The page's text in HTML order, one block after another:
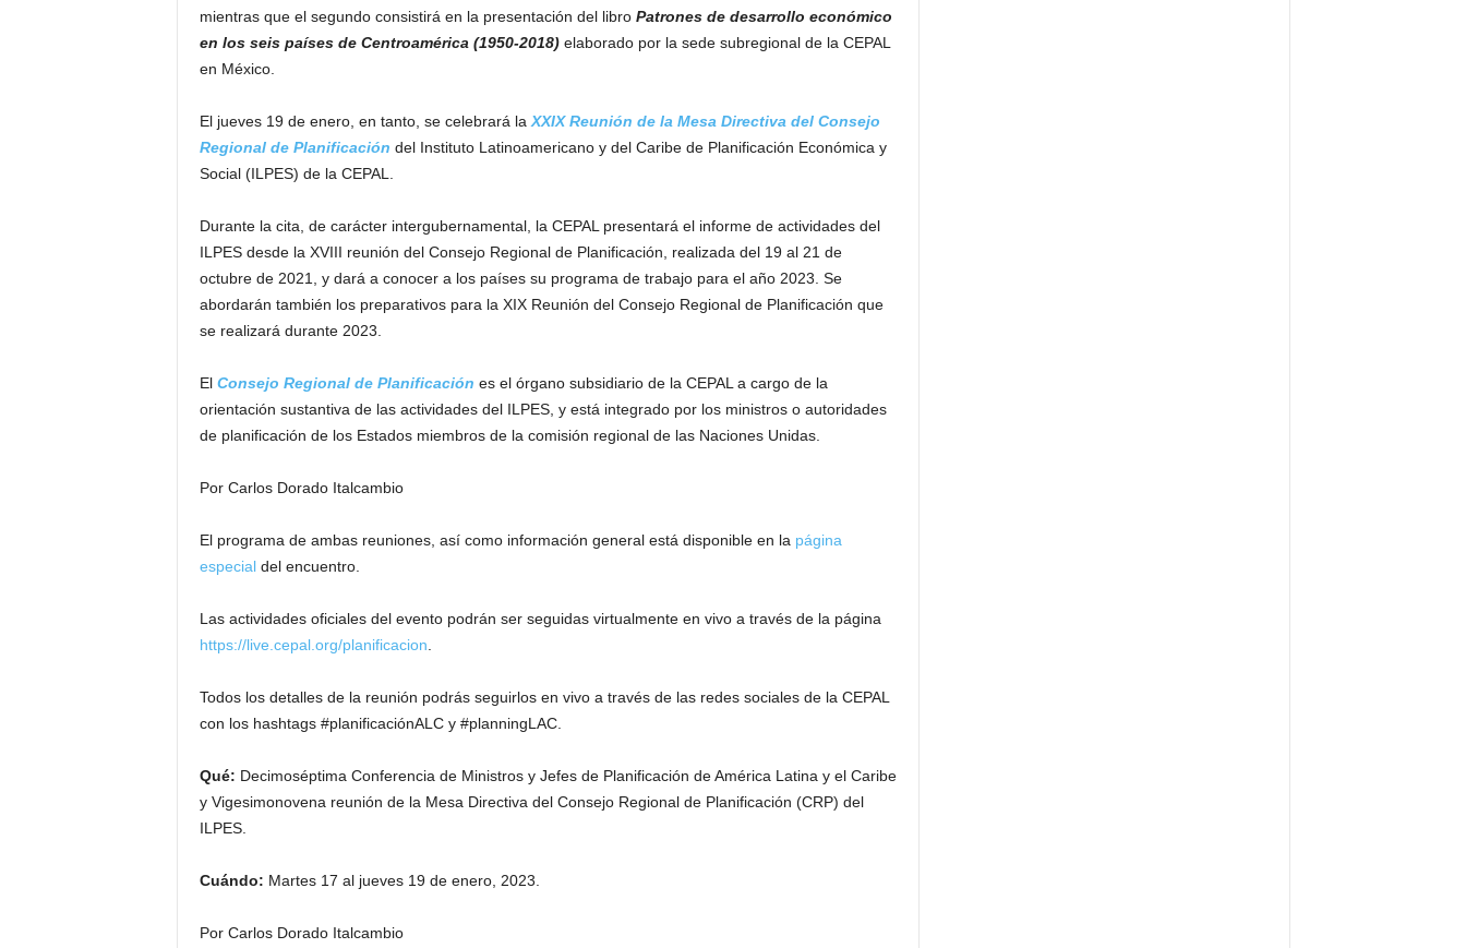
mientras que el segundo consistirá en la presentación del libro Patrones de desarrollo económico
en los seis países de Centroamérica (1950-2018)elaborado por la sede subregional de la CEPAL
en México.
El jueves 19 de enero, en tanto, se celebrará la XXIX Reunión de la Mesa Directiva del Consejo
Regional de Planificación del Instituto Latinoamericano y del Caribe de Planificación Económica y
Social (ILPES) de la CEPAL.
Durante la cita, de carácter intergubernamental, la CEPAL presentará el informe de actividades del
ILPES desde la XVIII reunión del Consejo Regional de Planificación, realizada del 19 al 21 de
octubre de 2021, y dará a conocer a los países su programa de trabajo para el año 2023. Se
abordarán también los preparativos para la XIX Reunión del Consejo Regional de Planificación que
se realizará durante 2023.
El Consejo Regional de Planificación es el órgano subsidiario de la CEPAL a cargo de la
orientación sustantiva de las actividades del ILPES, y está integrado por los ministros o autoridades
de planificación de los Estados miembros de la comisión regional de las Naciones Unidas.
Por Carlos Dorado Italcambio
El programa de ambas reuniones, así como información general está disponible en la página
especialdel encuentro.
Las actividades oficiales del evento podrán ser seguidas virtualmente en vivo a través de la página
https://live.cepal.org/planificacion
Todos los detalles de la reunión podrás seguirlos en vivo a través de las redes sociales de la CEPAL
con los hashtags #planificaciónALC y #planningLAC.
Qué: Decimoséptima Conferencia de Ministros y Jefes de Planificación de América Latina y el Caribe
y Vigesimonovena reunión de la Mesa Directiva del Consejo Regional de Planificación (CRP) del
ILPES.
Cuándo: Martes 17 al jueves 19 de enero, 2023.
Por Carlos Dorado Italcambio